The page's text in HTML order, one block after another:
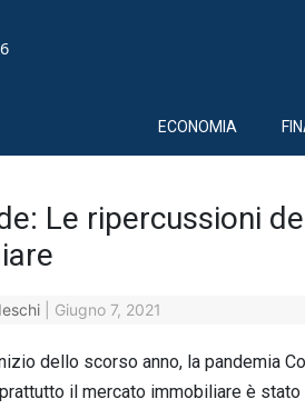
ECONOMIA
Le ripercussioni
Giugno 7, 2021
dello scorso anno, la pandemia
il mercato immobiliare è